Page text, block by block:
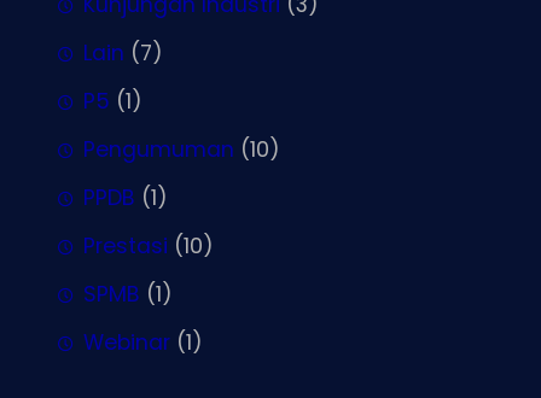
Lain (7)
P5 (1)
Pengumuman (10)
PPDB (1)
Prestasi (10)
SPMB (1)
Webinar (1)